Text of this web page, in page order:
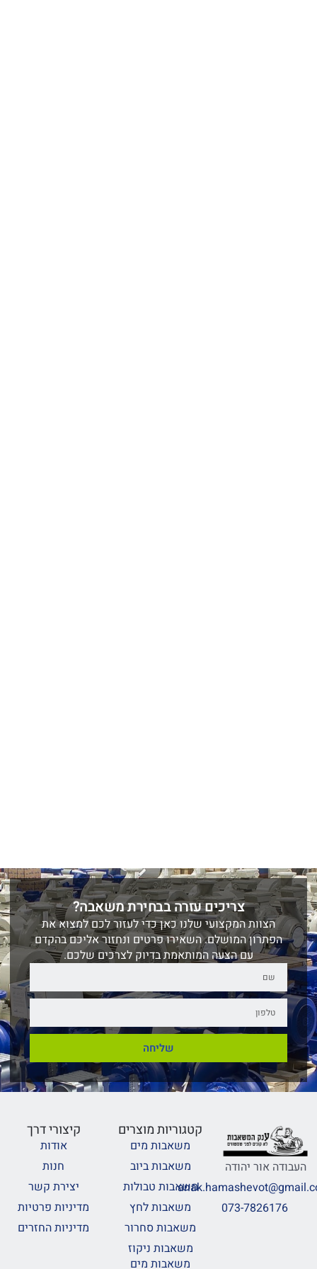
צריכים עזרה בבחירת משאבה?
הצוות המקצועי שלנו כאן כדי לעזור לכם למצוא את
הפתרון המושלם. השאירו פרטים ונחזור אליכם בהקדם
עם הצעה המותאמת בדיוק לצרכים שלכם.
שליחה
העבודה אור יהודה
073-7826176
קטגוריות מוצרים
משאבות מים
משאבות ביוב
משאבות טבולות
משאבות לחץ
משאבות סחרור
משאבות ניקוז
משאבות מים
קיצורי דרך
אודות
חנות
יצירת קשר
מדיניות פרטיות
מדיניות החזרים